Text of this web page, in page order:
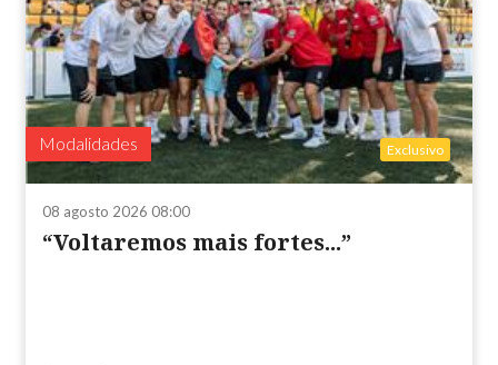
Modalidades Exclusivo
08 agosto 2026 08:00
“Voltaremos mais fortes...”